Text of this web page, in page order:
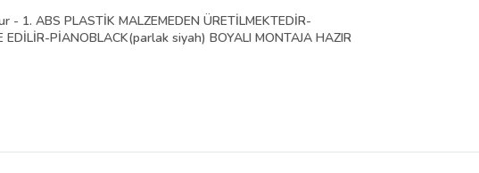
1. ABS PLASTİK MALZEMEDEN ÜRETİLMEKTEDİR-
PİANOBLACK(parlak siyah) BOYALI MONTAJA HAZIR